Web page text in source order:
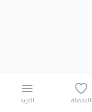
المفضلة المزيد